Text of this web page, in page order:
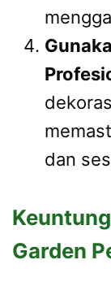
dan
Garden